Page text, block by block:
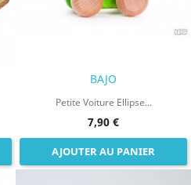
BAJO
Petite Voiture Ellipse...
7,90 €
AJOUTER AU PANIER